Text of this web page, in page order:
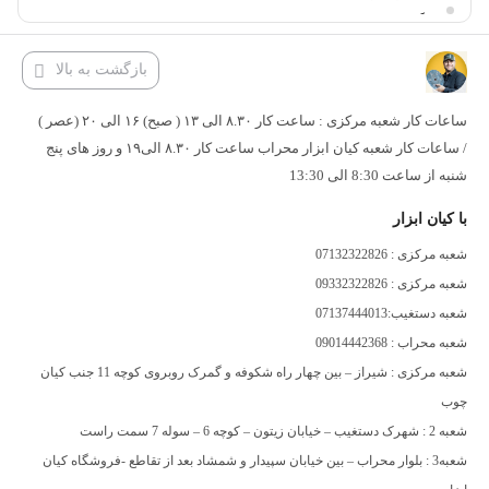
مته تونیک کلاسیک سی ان سی Arden
محصولات Arden دارای متنوع‌ترین ابزار آلات و تیغ‌های سی ان سی
می‌باشد که هر کدام از آن‌ها از کاربرد و ویژگی متفاوتی برخوردار
هستند. مته تونیک کلاسیک سی ان سی Arden دارای دو عدد تیغه از جنس
کارگیر H(MM)
11
بازگشت به بالا
ساعات کار شعبه مرکزی : ساعت کار ۸.۳۰ الی ۱۳ ( صبح) ۱۶ الی ۲۰ (عصر )
/ ساعات کار شعبه کیان ابزار محراب ساعت کار ۸.۳۰ الی۱۹ و روز های پنج
شنبه از ساعت 8:30 الی 13:30
با کیان ابزار
شعبه مرکزی : 07132322826
شعبه مرکزی : 09332322826
شعبه دستغیب:07137444013
شعبه محراب : 09014442368
شعبه مرکزی : شیراز – بین چهار راه شکوفه و گمرک روبروی کوچه 11 جنب کیان
چوب
شعبه 2 : شهرک دستغیب – خیابان زیتون – کوچه 6 – سوله 7 سمت راست
شعبه3 : بلوار محراب – بین خیابان سپیدار و شمشاد بعد از تقاطع -فروشگاه کیان